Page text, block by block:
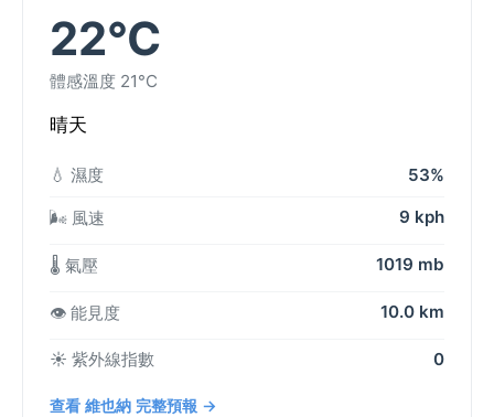
22°C
體感溫度 21°C
晴天
💧 濕度 53%
🌬️ 風速 9 kph
🌡️ 氣壓 1019 mb
👁️ 能見度 10.0 km
☀️ 紫外線指數 0
查看 維也納 完整預報 →